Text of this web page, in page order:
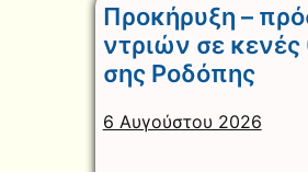
Προκήρυξη –
ντριών σε
σης Ροδόπης
6 Αυγούστου 2026